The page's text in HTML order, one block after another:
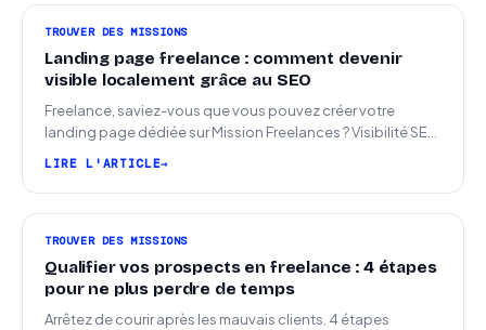
TROUVER DES MISSIONS
Landing page freelance : comment devenir
visible localement grâce au SEO
Freelance, saviez-vous que vous pouvez créer votre
landing page dédiée sur Mission Freelances ? Visibilité SEO
LIRE L'ARTICLE
TROUVER DES MISSIONS
Qualifier vos prospects en freelance : 4 étapes
pour ne plus perdre de temps
Arrêtez de courir après les mauvais clients. 4 étapes